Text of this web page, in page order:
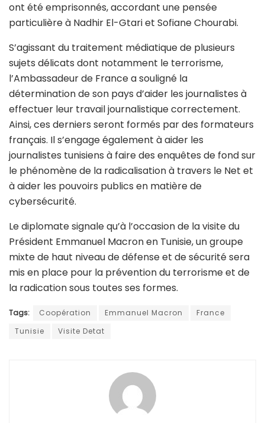
ont été emprisonnés, accordant une pensée
particulière à Nadhir El-Gtari et Sofiane Chourabi.
S’agissant du traitement médiatique de plusieurs
sujets délicats dont notamment le terrorisme,
l’Ambassadeur de France a souligné la
détermination de son pays d’aider les journalistes à
effectuer leur travail journalistique correctement.
Ainsi, ces derniers seront formés par des formateurs
français. Il s’engage également à aider les
journalistes tunisiens à faire des enquêtes de fond sur
le phénomène de la radicalisation à travers le Net et
à aider les pouvoirs publics en matière de
cybersécurité.
Le diplomate signale qu’à l’occasion de la visite du
Président Emmanuel Macron en Tunisie, un groupe
mixte de haut niveau de défense et de sécurité sera
mis en place pour la prévention du terrorisme et de
la radication sous toutes ses formes.
Tags: Coopération Emmanuel Macron
France
Tunisie
Visite Detat